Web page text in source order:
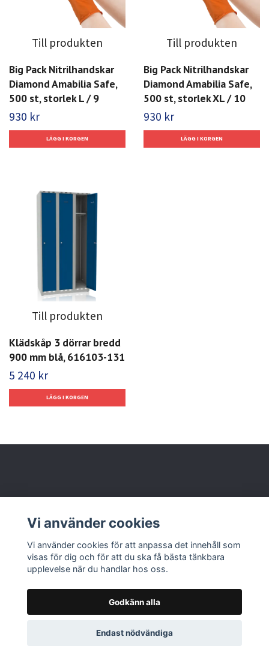
Till produkten
Big Pack Nitrilhandskar
Diamond Amabilia Safe,
500 st, storlek L / 9
930 kr
Till produkten
Big Pack Nitrilhandskar
Diamond Amabilia Safe,
500 st, storlek XL / 10
930 kr
Till produkten
Klädskåp 3 dörrar bredd
900 mm blå, 616103-131
5 240 kr
Läs mer
© 2026 Nolbox AB
Vi använder cookies
Vi använder cookies för att anpassa det innehåll som
visas för dig och för att du ska få bästa tänkbara
upplevelse när du handlar hos oss.
Godkänn alla
Endast nödvändiga